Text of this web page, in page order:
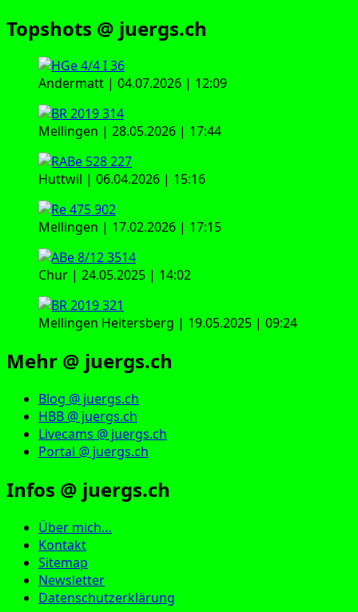
Topshots @ juergs.ch
Andermatt | 04.07.2026 | 12:09
Mellingen | 28.05.2026 | 17:44
Huttwil | 06.04.2026 | 15:16
Mellingen | 17.02.2026 | 17:15
Chur | 24.05.2025 | 14:02
Mellingen Heitersberg | 19.05.2025 | 09:24
Mehr @ juergs.ch
Blog @ juergs.ch
HBB @ juergs.ch
Livecams @ juergs.ch
Portal @ juergs.ch
Infos @ juergs.ch
Über mich…
Kontakt
Sitemap
Newsletter
Datenschutzerklärung